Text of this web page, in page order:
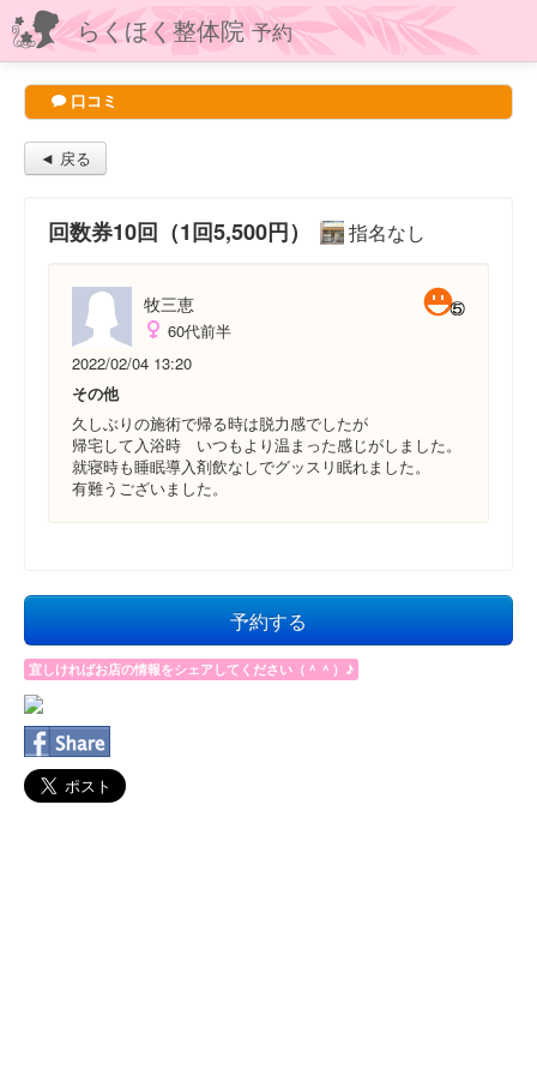
らくほく整体院予約
口コミ
◄ 戻る
回数券10回（1回5,500円） 指名なし
牧三恵
60代前半
2022/02/04 13:20
その他
久しぶりの施術で帰る時は脱力感でしたが
帰宅して入浴時 いつもより温まった感じがしました。
就寝時も睡眠導入剤飲なしでグッスリ眠れました。
有難うございました。
予約する
宜しければお店の情報をシェアしてください（＾＾）♪